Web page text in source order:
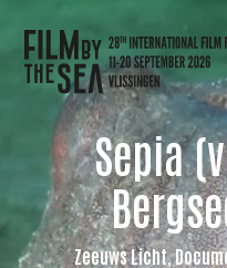
Sepia
Zeeuws Licht,